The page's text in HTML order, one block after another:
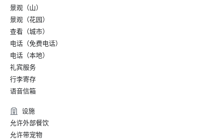
景观（山）
景观（花园）
查看（城市）
电话（免费电话）
电话（本地）
礼宾服务
行李寄存
语音信箱
设施
允许外部餐饮
允许带宠物